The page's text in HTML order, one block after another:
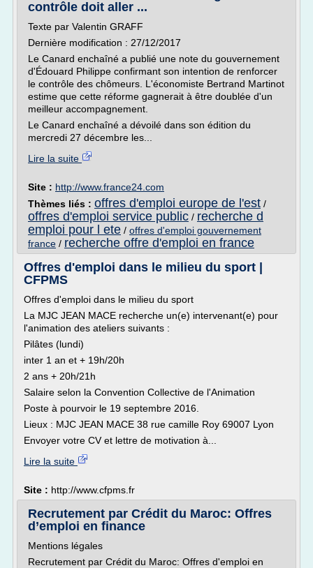
contrôle doit aller ...
Texte par Valentin GRAFF
Dernière modification : 27/12/2017
Le Canard enchaîné a publié une note du gouvernement
d'Édouard Philippe confirmant son intention de renforcer
le contrôle des chômeurs. L'économiste Bertrand Martinot
estime que cette réforme gagnerait à être doublée d'un
meilleur accompagnement.
Le Canard enchaîné a dévoilé dans son édition du
mercredi 27 décembre les...
Lire la suite
Site : http://www.france24.com
Thèmes liés : offres d'emploi europe de l'est /
offres d'emploi service public / recherche d
emploi pour l ete / offres d'emploi gouvernement
france / recherche offre d'emploi en france
Offres d'emploi dans le milieu du sport |
CFPMS
Offres d'emploi dans le milieu du sport
La MJC JEAN MACE recherche un(e) intervenant(e) pour
l'animation des ateliers suivants :
Pilâtes (lundi)
inter 1 an et + 19h/20h
2 ans + 20h/21h
Salaire selon la Convention Collective de l'Animation
Poste à pourvoir le 19 septembre 2016.
Lieux : MJC JEAN MACE 38 rue camille Roy 69007 Lyon
Envoyer votre CV et lettre de motivation à...
Lire la suite
Site : http://www.cfpms.fr
Recrutement par Crédit du Maroc: Offres
d’emploi en finance
Mentions légales
Recrutement par Crédit du Maroc: Offres d'emploi en